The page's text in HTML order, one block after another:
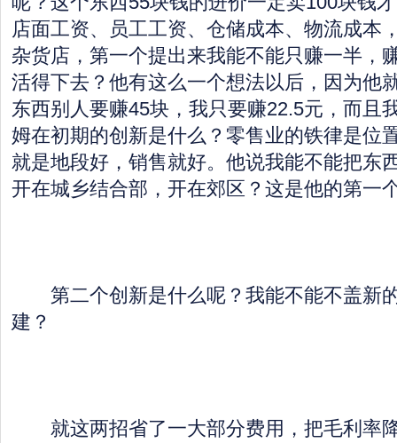
店面工资、员工工资、仓储成本、物流成本
杂货店，第一个提出来我能不能只赚一半，
活得下去？他有这么一个想法以后，因为他
东西别人要赚45块，我只要赚22.5元，而且
姆在初期的创新是什么？零售业的铁律是位
就是地段好，销售就好。他说我能不能把东
开在城乡结合部，开在郊区？这是他的第一
第二个创新是什么呢？我能不能不盖新
建？
就这两招省了一大部分费用，把毛利率